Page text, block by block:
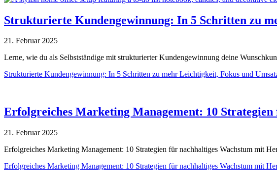
Strukturierte Kundengewinnung: In 5 Schritten zu
21. Februar 2025
Lerne, wie du als Selbstständige mit strukturierter Kundengewinnung deine
Strukturierte Kundengewinnung: In 5 Schritten zu mehr Leichtigkeit, Fokus und
Erfolgreiches Marketing Management: 10
21. Februar 2025
Erfolgreiches Marketing Management: 10 Strategien für nachhaltiges Wachstum mit
Erfolgreiches Marketing Management: 10 Strategien für nachhaltiges Wachstum mit